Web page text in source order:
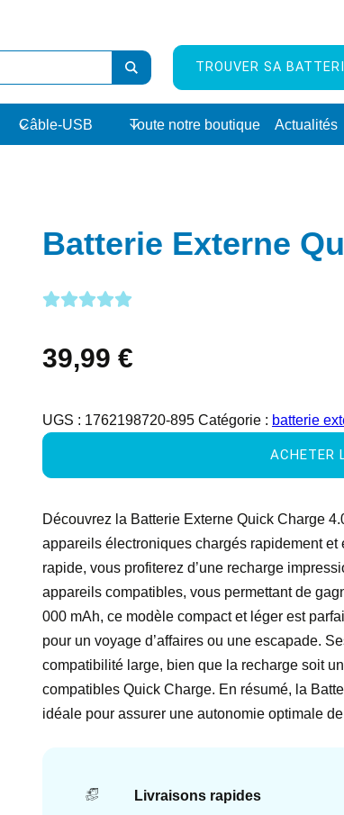
TROUVER SA
Câble-USB Toute notre boutique Actualités
Batterie Externe
39,99 €
UGS : 1762198720-895 Catégorie : batterie
ACHETER
Découvrez la Batterie Externe Quick Charge
appareils électroniques chargés rapidement
rapide, vous profiterez d’une recharge
appareils compatibles, vous permettant de
000 mAh, ce modèle compact et léger est
pour un voyage d’affaires ou une escapade.
compatibilité large, bien que la recharge soit
compatibles Quick Charge. En résumé, la
idéale pour assurer une autonomie optimale
Livraisons rapides